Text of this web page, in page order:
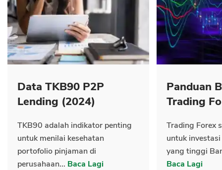
Data TKB90 P2P
Lending (2024)
TKB90 adalah indikator penting
untuk menilai kesehatan
portofolio pinjaman di
perusahaan... Baca Lagi
Panduan
Trading
Trading Forex
untuk
yang tinggi
Baca Lagi